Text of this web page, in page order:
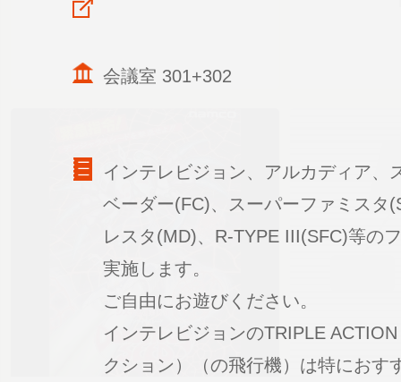
会議室 301+302
インテレビジョン、アルカディア、
ベーダー(FC)、スーパーファミスタ
レスタ(MD)、R-TYPE III(SFC)等の
実施します。
ご自由にお遊びください。
インテレビジョンのTRIPLE
クション）（の飛行機）は特におす